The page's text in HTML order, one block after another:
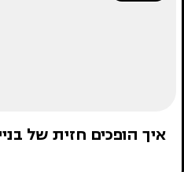
איך הופכים חזית של